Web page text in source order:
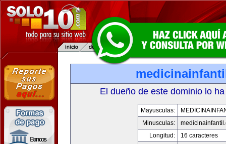
El dueño de este dominio lo
Mayusculas:
Minusculas:
Longitud:
16 caracteres